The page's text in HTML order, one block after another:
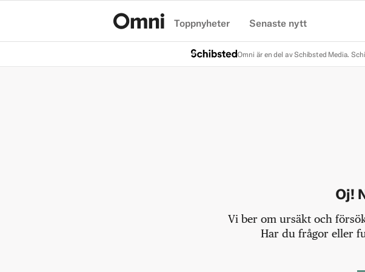
Toppnyheter Senaste nytt
Omni är en del av Schibsted Media.
Oj!
Vi ber om ursäkt och
Har du frågor eller